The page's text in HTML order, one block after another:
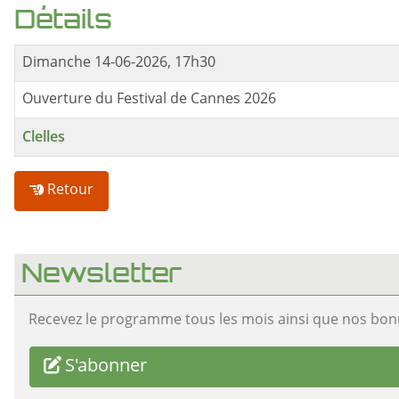
Détails
Dimanche 14-06-2026, 17h30
Ouverture du Festival de Cannes 2026
Clelles
Retour
Newsletter
Recevez le programme tous les mois ainsi que nos
S'abonner